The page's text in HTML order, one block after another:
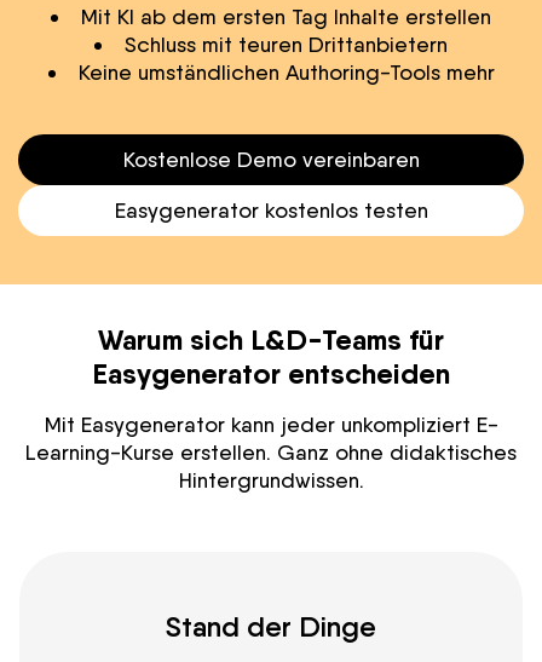
Mit KI ab dem ersten Tag Inhalte erstellen
Schluss mit teuren Drittanbietern
Keine umständlichen Authoring-Tools mehr
Kostenlose Demo vereinbaren
Easygenerator kostenlos testen
Warum sich L&D-Teams für
Easygenerator entscheiden
Mit Easygenerator kann jeder unkompliziert E-
Learning-Kurse erstellen. Ganz ohne didaktisches
Hintergrundwissen.
Stand der Dinge